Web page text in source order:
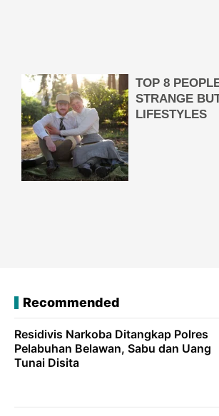
Recommended
Residivis Narkoba Ditangkap Polres
Pelabuhan Belawan, Sabu dan Uang
Tunai Disita